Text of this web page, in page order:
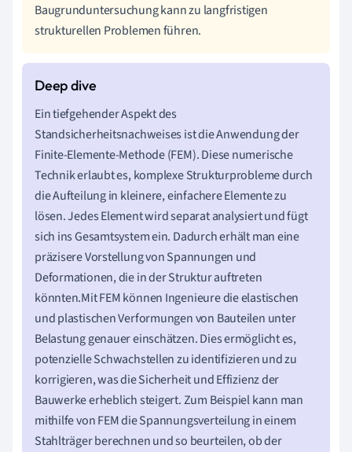
Baugrunduntersuchung kann zu langfristigen
strukturellen Problemen führen.
Ein tiefgehender Aspekt des
Standsicherheitsnachweises ist die Anwendung der
Finite-Elemente-Methode (FEM). Diese numerische
Technik erlaubt es, komplexe Strukturprobleme durch
die Aufteilung in kleinere, einfachere Elemente zu
lösen. Jedes Element wird separat analysiert und fügt
sich ins Gesamtsystem ein. Dadurch erhält man eine
präzisere Vorstellung von Spannungen und
Deformationen, die in der Struktur auftreten
könnten.Mit FEM können Ingenieure die elastischen
und plastischen Verformungen von Bauteilen unter
Belastung genauer einschätzen. Dies ermöglicht es,
potenzielle Schwachstellen zu identifizieren und zu
korrigieren, was die Sicherheit und Effizienz der
Bauwerke erheblich steigert. Zum Beispiel kann man
mithilfe von FEM die Spannungsverteilung in einem
Stahlträger berechnen und so beurteilen, ob der